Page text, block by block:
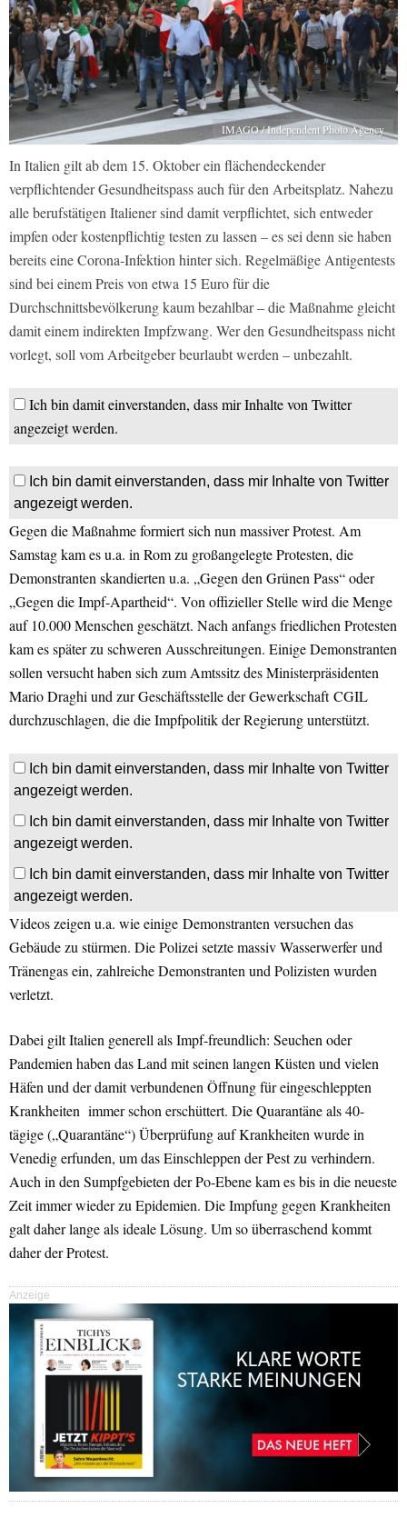
IMAGO / Independent Photo Agency
In Italien gilt ab dem 15. Oktober ein flächendeckender
verpflichtender Gesundheitspass auch für den Arbeitsplatz. Nahezu
alle berufstätigen Italiener sind damit verpflichtet, sich entweder
impfen oder kostenpflichtig testen zu lassen – es sei denn sie haben
bereits eine Corona-Infektion hinter sich. Regelmäßige Antigentests
sind bei einem Preis von etwa 15 Euro für die
Durchschnittsbevölkerung kaum bezahlbar – die Maßnahme gleicht
damit einem indirekten Impfzwang. Wer den Gesundheitspass nicht
vorlegt, soll vom Arbeitgeber beurlaubt werden – unbezahlt.
Ich bin damit einverstanden, dass mir Inhalte von Twitter
angezeigt werden.
Ich bin damit einverstanden, dass mir Inhalte von Twitter
angezeigt werden.
Gegen die Maßnahme formiert sich nun massiver Protest. Am
Samstag kam es u.a. in Rom zu großangelegte Protesten, die
Demonstranten skandierten u.a. „Gegen den Grünen Pass“ oder
„Gegen die Impf-Apartheid“. Von offizieller Stelle wird die Menge
auf 10.000 Menschen geschätzt. Nach anfangs friedlichen Protesten
kam es später zu schweren Ausschreitungen. Einige Demonstranten
sollen versucht haben sich zum Amtssitz des Ministerpräsidenten
Mario Draghi und zur Geschäftsstelle der Gewerkschaft CGIL
durchzuschlagen, die die Impfpolitik der Regierung unterstützt.
Ich bin damit einverstanden, dass mir Inhalte von Twitter
angezeigt werden.
Ich bin damit einverstanden, dass mir Inhalte von Twitter
angezeigt werden.
Ich bin damit einverstanden, dass mir Inhalte von Twitter
angezeigt werden.
Videos zeigen u.a. wie einige Demonstranten versuchen das
Gebäude zu stürmen. Die Polizei setzte massiv Wasserwerfer und
Tränengas ein, zahlreiche Demonstranten und Polizisten wurden
verletzt.
Dabei gilt Italien generell als Impf-freundlich: Seuchen oder
Pandemien haben das Land mit seinen langen Küsten und vielen
Häfen und der damit verbundenen Öffnung für eingeschleppten
Krankheiten immer schon erschüttert. Die Quarantäne als 40-
tägige („Quarantäne“) Überprüfung auf Krankheiten wurde in
Venedig erfunden, um das Einschleppen der Pest zu verhindern.
Auch in den Sumpfgebieten der Po-Ebene kam es bis in die neueste
Zeit immer wieder zu Epidemien. Die Impfung gegen Krankheiten
galt daher lange als ideale Lösung. Um so überraschend kommt
daher der Protest.
Anzeige